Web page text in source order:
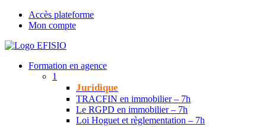
Accès plateforme
Mon compte
Formation en agence
1
Juridique
TRACFIN en immobilier – 7h
Le RGPD en immobilier – 7h
Loi Hoguet et règlementation – 7h